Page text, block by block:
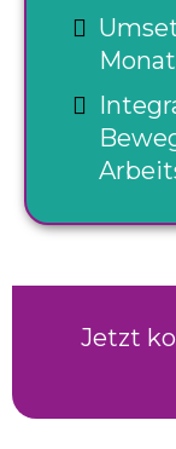
Jetzt